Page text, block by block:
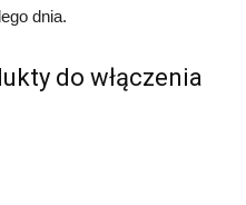
dnia.
do włączenia